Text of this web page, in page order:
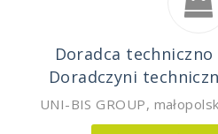
Doradca
Doradczyni
UNI-BIS GROUP,